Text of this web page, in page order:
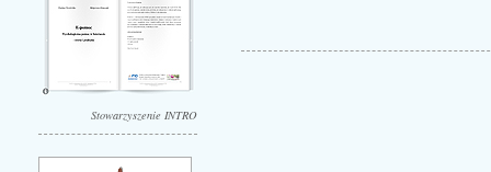
Stowarzyszenie INTRO